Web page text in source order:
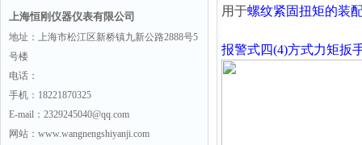
上海恒刚仪器仪表有限公司
地址：上海市松江区新桥镇九新公路2888号5
号楼
电话：
手机：18221870325
E-mail：2329245040@qq.com
网站：www.wangnengshiyanji.com
用于螺纹紧固扭矩的装
报警式四(4)方式力矩扳